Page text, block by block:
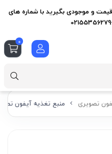
تصویری منبع تغذیه آیفون
و موجودی بگیرید با شماره های
0